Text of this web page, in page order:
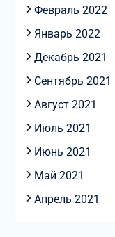
Февраль 2022
Январь 2022
Декабрь 2021
Сентябрь 2021
Август 2021
Июль 2021
Июнь 2021
Май 2021
Апрель 2021